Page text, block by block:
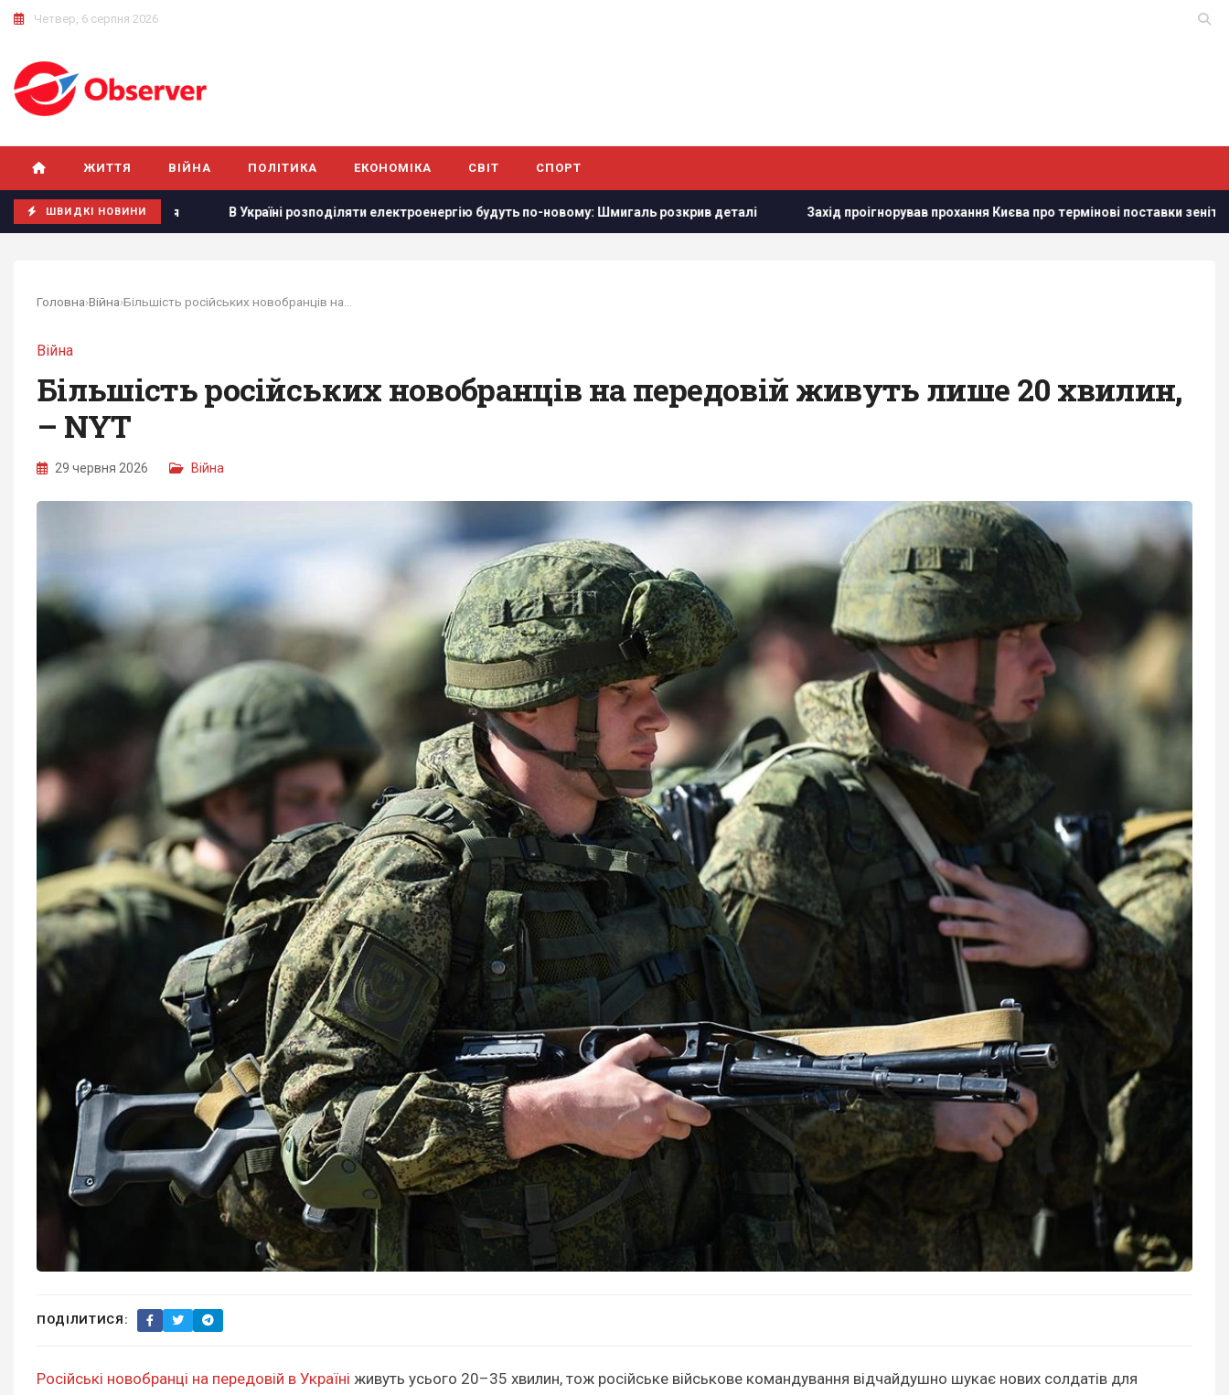
Четвер, 6 серпня 2026
ЖИТТЯ ВІЙНА ПОЛІТИКА ЕКОНОМІКА СВІТ СПОРТ
ШВИДКІ НОВИНИ
В Україні розподіляти електроенергію будуть по-новому: Шмигаль розкрив деталі Захід проігнорував прохання Києва про термінові поставки зенітних ракет, - NYT
Головна›Війна›
Війна
Більшість російських новобранців на передовій живуть лише 20 хвилин,
– NYT
29 червня 2026 Війна
ПОДІЛИТИСЯ:
Російські новобранці на передовій в Україні живуть усього 20–35 хвилин, тож російське військове командування відчайдушно шукає нових солдатів для